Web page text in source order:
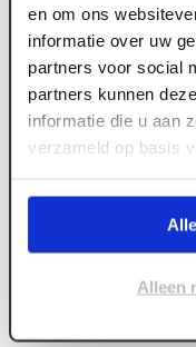
en om ons
informatie over uw
partners voor social
partners kunnen
informatie die u aan
verzameld op basis
Alleen
Meld je aan of
te krijgen tot de
Wil je de scherpste